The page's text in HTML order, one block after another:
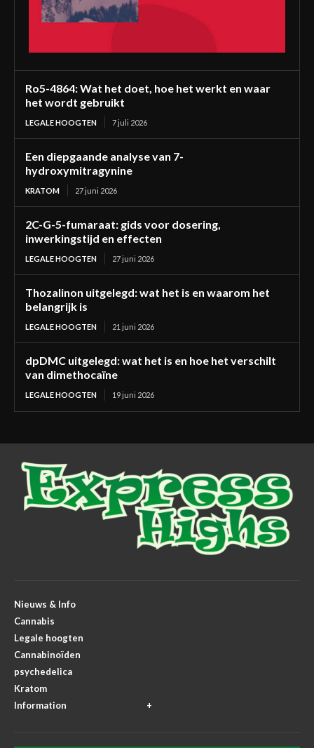
Ro5-4864: Wat het doet, hoe het werkt en waar
het wordt gebruikt
LEGALE HOOGTEN 7 juli 2026
Een diepgaande analyse van 7-
hydroxymitragynine
KRATOM 27 juni 2026
2C-G-5-fumaraat: gids voor dosering,
inwerkingstijd en effecten
LEGALE HOOGTEN 27 juni 2026
Thozalinon uitgelegd: wat het is en waarom het
belangrijk is
LEGALE HOOGTEN 21 juni 2026
dpDMC uitgelegd: wat het is en hoe het verschilt
van dimethocaïne
LEGALE HOOGTEN 19 juni 2026
Nieuws & Info
Cannabis
Legale hoogten
Cannabinoïden
psychedelica
Kratom
Information